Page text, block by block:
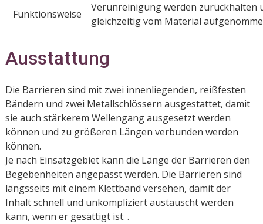
Funktionsweise
Verunreinigung werden zurückhalten
gleichzeitig vom Material
Ausstattung
Die Barrieren sind mit zwei innenliegenden, reißfesten
Bändern und zwei Metallschlössern ausgestattet, damit
sie auch stärkerem Wellengang ausgesetzt werden
können und zu größeren Längen verbunden werden
können.
Je nach Einsatzgebiet kann die Länge der Barrieren den
Begebenheiten angepasst werden. Die Barrieren sind
längsseits mit einem Klettband versehen, damit der
Inhalt schnell und unkompliziert austauscht werden
kann, wenn er gesättigt ist. .